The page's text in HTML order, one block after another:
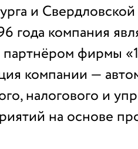
и
года компания
фирмы
компании —
налогового и
на основе